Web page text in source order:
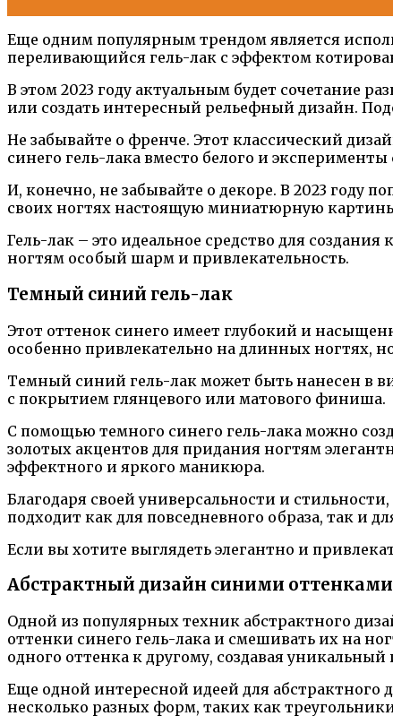
Еще одним популярным трендом является
переливающийся гель-лак с эффектом
В этом 2023 году актуальным будет сочетание
или создать интересный рельефный дизайн.
Не забывайте о френче. Этот классический
синего гель-лака вместо белого и
И, конечно, не забывайте о декоре. В 2023 году
своих ногтях настоящую миниатюрную
Гель-лак – это идеальное средство для
ногтям особый шарм и привлекательность.
Темный синий гель-лак
Этот оттенок синего имеет глубокий и
особенно привлекательно на длинных ногтях,
Темный синий гель-лак может быть нанесен в
с покрытием глянцевого или матового финиша.
С помощью темного синего гель-лака можно
золотых акцентов для придания ногтям
эффектного и яркого маникюра.
Благодаря своей универсальности и
подходит как для повседневного образа, так и
Если вы хотите выглядеть элегантно и
Абстрактный дизайн синими оттенками
Одной из популярных техник абстрактного
оттенки синего гель-лака и смешивать их на
одного оттенка к другому, создавая
Еще одной интересной идеей для
несколько разных форм, таких как